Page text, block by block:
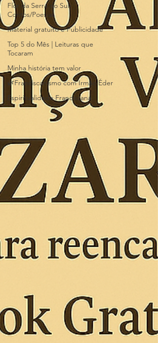
Flor da Serra do Sul-
Contos/Poesias
Material gratuito e Publicidade
Top 5 do Mês | Leituras que
Tocaram
Minha história tem valor
🌿Franciscanismo com Irmão Éder
Espiritualidade Franciscana